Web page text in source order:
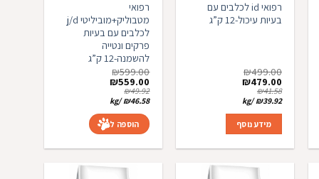
רפואי id לכלבים עם
בעיות עיכול-12 ק”ג
₪499.00
המחיר
המקורי
היה:
₪499.00.
₪479.00 המחיר
₪479.00.
₪41.58
₪39.92
/
kg
מידע נוסף
רפואי
מטבוליק+מוביליטי j/d
לכלבים עם בעיות
פרקים ונטייה
להשמנה-12 ק”ג
₪599.00
המחיר
המקורי
היה:
₪599.00.
₪559.00 המחיר
הוא:
₪559.00.
₪49.92
₪46.58
/
kg
הוספה לסל